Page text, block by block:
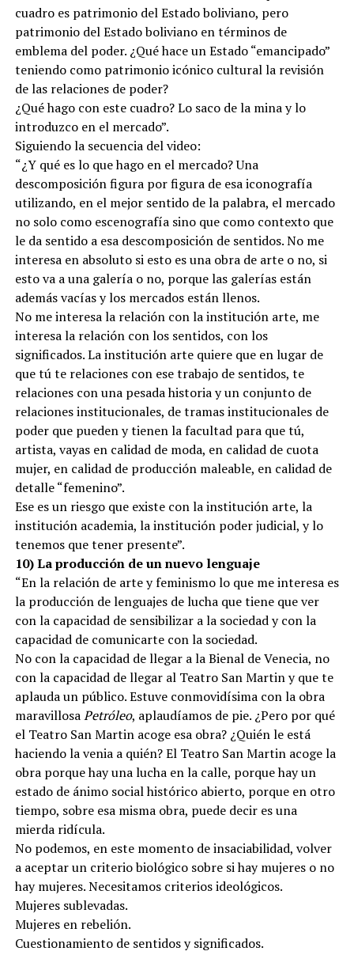
cuadro es patrimonio del Estado boliviano, pero
patrimonio del Estado boliviano en términos de
emblema del poder. ¿Qué hace un Estado “emancipado”
teniendo como patrimonio icónico cultural la revisión
de las relaciones de poder?
¿Qué hago con este cuadro? Lo saco de la mina y lo
introduzco en el mercado”.
Siguiendo la secuencia del video:
“¿Y qué es lo que hago en el mercado? Una
descomposición figura por figura de esa iconografía
utilizando, en el mejor sentido de la palabra, el mercado
no solo como escenografía sino que como contexto que
le da sentido a esa descomposición de sentidos. No me
interesa en absoluto si esto es una obra de arte o no, si
esto va a una galería o no, porque las galerías están
además vacías y los mercados están llenos.
No me interesa la relación con la institución arte, me
interesa la relación con los sentidos, con los
significados. La institución arte quiere que en lugar de
que tú te relaciones con ese trabajo de sentidos, te
relaciones con una pesada historia y un conjunto de
relaciones institucionales, de tramas institucionales de
poder que pueden y tienen la facultad para que tú,
artista, vayas en calidad de moda, en calidad de cuota
mujer, en calidad de producción maleable, en calidad de
detalle “femenino”.
Ese es un riesgo que existe con la institución arte, la
institución academia, la institución poder judicial, y lo
tenemos que tener presente”.
10) La producción de un nuevo lenguaje
“En la relación de arte y feminismo lo que me interesa es
la producción de lenguajes de lucha que tiene que ver
con la capacidad de sensibilizar a la sociedad y con la
capacidad de comunicarte con la sociedad.
No con la capacidad de llegar a la Bienal de Venecia, no
con la capacidad de llegar al Teatro San Martin y que te
aplauda un público. Estuve conmovidísima con la obra
maravillosaPetróleo, aplaudíamos de pie. ¿Pero por qué
el Teatro San Martin acoge esa obra? ¿Quién le está
haciendo la venia a quién? El Teatro San Martin acoge la
obra porque hay una lucha en la calle, porque hay un
estado de ánimo social histórico abierto, porque en otro
tiempo, sobre esa misma obra, puede decir es una
mierda ridícula.
No podemos, en este momento de insaciabilidad, volver
a aceptar un criterio biológico sobre si hay mujeres o no
hay mujeres. Necesitamos criterios ideológicos.
Mujeres sublevadas.
Mujeres en rebelión.
Cuestionamiento de sentidos y significados.